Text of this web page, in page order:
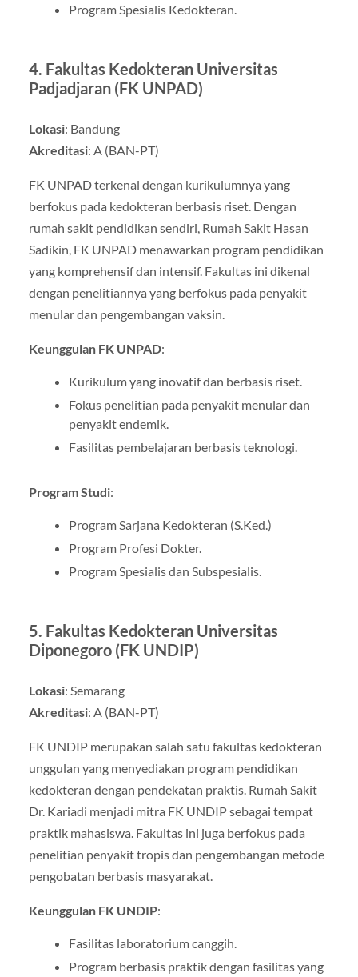
Program Spesialis Kedokteran.
4. Fakultas Kedokteran Universitas
Padjadjaran (FK UNPAD)
Lokasi: Bandung
Akreditasi: A (BAN-PT)
FK UNPAD terkenal dengan kurikulumnya yang
berfokus pada kedokteran berbasis riset. Dengan
rumah sakit pendidikan sendiri, Rumah Sakit Hasan
Sadikin, FK UNPAD menawarkan program pendidikan
yang komprehensif dan intensif. Fakultas ini dikenal
dengan penelitiannya yang berfokus pada penyakit
menular dan pengembangan vaksin.
Keunggulan FK UNPAD:
Kurikulum yang inovatif dan berbasis riset.
Fokus penelitian pada penyakit menular dan
penyakit endemik.
Fasilitas pembelajaran berbasis teknologi.
Program Studi:
Program Sarjana Kedokteran (S.Ked.)
Program Profesi Dokter.
Program Spesialis dan Subspesialis.
5. Fakultas Kedokteran Universitas
Diponegoro (FK UNDIP)
Lokasi: Semarang
Akreditasi: A (BAN-PT)
FK UNDIP merupakan salah satu fakultas kedokteran
unggulan yang menyediakan program pendidikan
kedokteran dengan pendekatan praktis. Rumah Sakit
Dr. Kariadi menjadi mitra FK UNDIP sebagai tempat
praktik mahasiswa. Fakultas ini juga berfokus pada
penelitian penyakit tropis dan pengembangan metode
pengobatan berbasis masyarakat.
Keunggulan FK UNDIP:
Fasilitas laboratorium canggih.
Program berbasis praktik dengan fasilitas yang